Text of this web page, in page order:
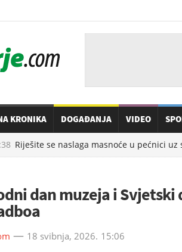
KRONIKA DOGAĐANJA VIDEO
Riješite se naslaga masnoće u pećnici uz
dan muzeja i Svjetski
18 svibnja, 2026. 15:06